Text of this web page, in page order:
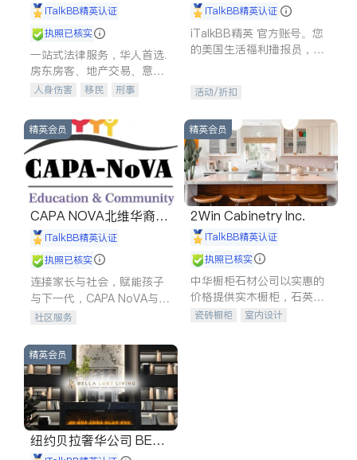
iTalkBB精英认证
执照已核实
一站式法律服务，华人首选.
房东房客、地产交易、意外
伤害、车祸重伤、商业诉
建筑合同、刑事案件全包办
人身伤害 移民
刑事
信托/遗嘱
商业
索赔
律师-其它 保释
iTalkBB精英认证
iTalkBB精英 官方账号。您
的美国生活福利播报员，精
专属福利。
活动/折扣
精英会员
CAPA NOVA北维华裔家
长会iTalkBB精英认证
执照已核实
连接家长与社会，赋能孩子
与下一代，CAPA NoVA与您
携手建设包容、公平、充满
社区服务
精英会员
2Win Cabinetry Inc.
iTalkBB精英认证
执照已核实
中华橱柜石材公司以实惠的
价格提供实木橱柜，石英石
台面，多种优质不锈钢水
瓷砖橱柜
室内设计
精英会员
纽约贝拉奢华公司 BELL